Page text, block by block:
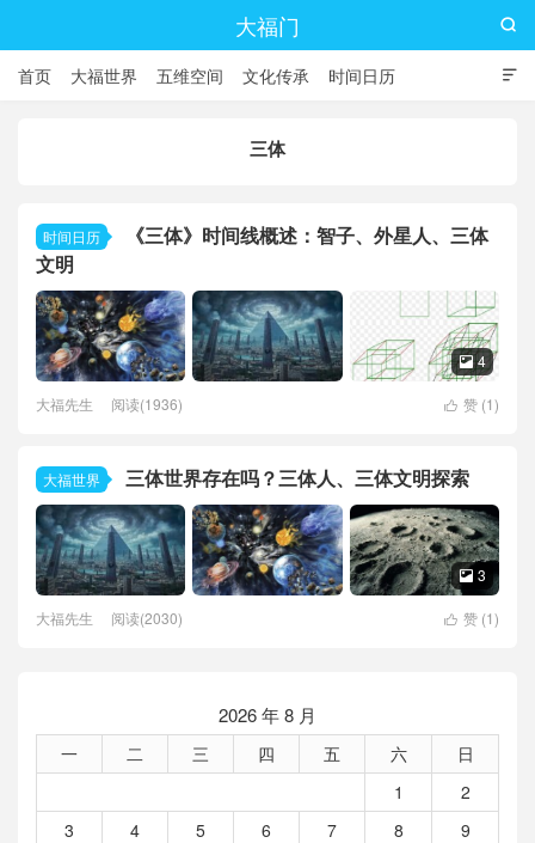
大福门

首页 大福世界 五维空间 文化传承 时间日历

三体
时间日历
《三体》时间线概述：智子、外星人、三体
文明
 4
 赞 (1)
大福先生 阅读(1936)
大福世界 三体世界存在吗？三体人、三体文明探索
 3
 赞 (1)
大福先生 阅读(2030)
2026 年 8 月
一 二 三 四 五 六
日
1
2
3
4 5 6 7 8
9